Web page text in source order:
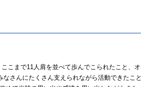
こまで11人肩を並べて歩んでこられたこと、オ
さんにたくさん支えられながら活動できたこと